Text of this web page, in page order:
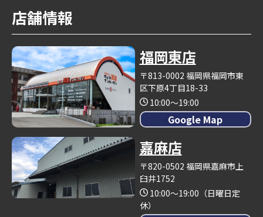
店舗情報
福岡東店
〒813-0002 福岡県福岡市東
区下原4丁目18-33
10:00～19:00
Google Map
嘉麻店
〒820-0502 福岡県嘉麻市上
臼井1752
10:00～19:00（日曜日定
休）